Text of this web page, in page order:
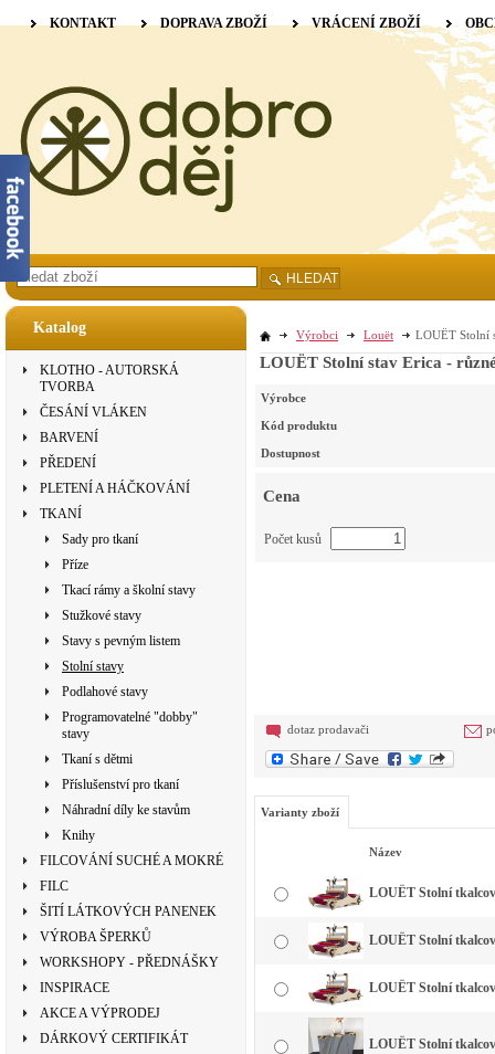
Katalog
KLOTHO - AUTORSKÁ
TVORBA
ČESÁNÍ VLÁKEN
BARVENÍ
PŘEDENÍ
PLETENÍ A HÁČKOVÁNÍ
TKANÍ
Sady pro tkaní
Příze
Tkací rámy a školní stavy
Stužkové stavy
Stavy s pevným listem
Stolní stavy
Podlahové stavy
Programovatelné "dobby"
stavy
Tkaní s dětmi
Příslušenství pro tkaní
Náhradní díly ke stavům
Knihy
FILCOVÁNÍ SUCHÉ A MOKRÉ
FILC
ŠITÍ LÁTKOVÝCH PANENEK
VÝROBA ŠPERKŮ
WORKSHOPY - PŘEDNÁŠKY
INSPIRACE
AKCE A VÝPRODEJ
DÁRKOVÝ CERTIFIKÁT
Výrobci Louët LOUËT Stolní
LOUËT Stolní stav Erica -
Výrobce
Kód produktu
Dostupnost
Cena
Počet kusů
dotaz prodavači
Varianty zboží
Název
LOUËT Stolní
LOUËT Stolní
LOUËT Stolní
LOUËT Stolní
KONTAKT DOPRAVA ZBOŽÍ VRÁCENÍ ZBOŽÍ
HLEDAT